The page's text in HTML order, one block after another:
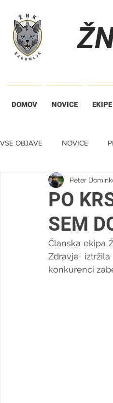
DOMOV NOVICE EKIPE
VSE OBJAVE NOVICE
TIHA DRAŽBA
PO
SEM
Peter
Članska ekipa
Zdravje
konkurenci